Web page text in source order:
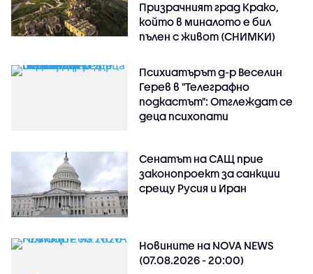
Призрачният град Крако,
който в миналото е бил
пълен с живот (СНИМКИ)
Психиатърът д-р Веселин
Герев в "Телеграфно
подкастът": Отглеждат се
деца психопати
Сенатът на САЩ прие
законопроект за санкции
срещу Русия и Иран
Новините на NOVA NEWS
(07.08.2026 - 20:00)